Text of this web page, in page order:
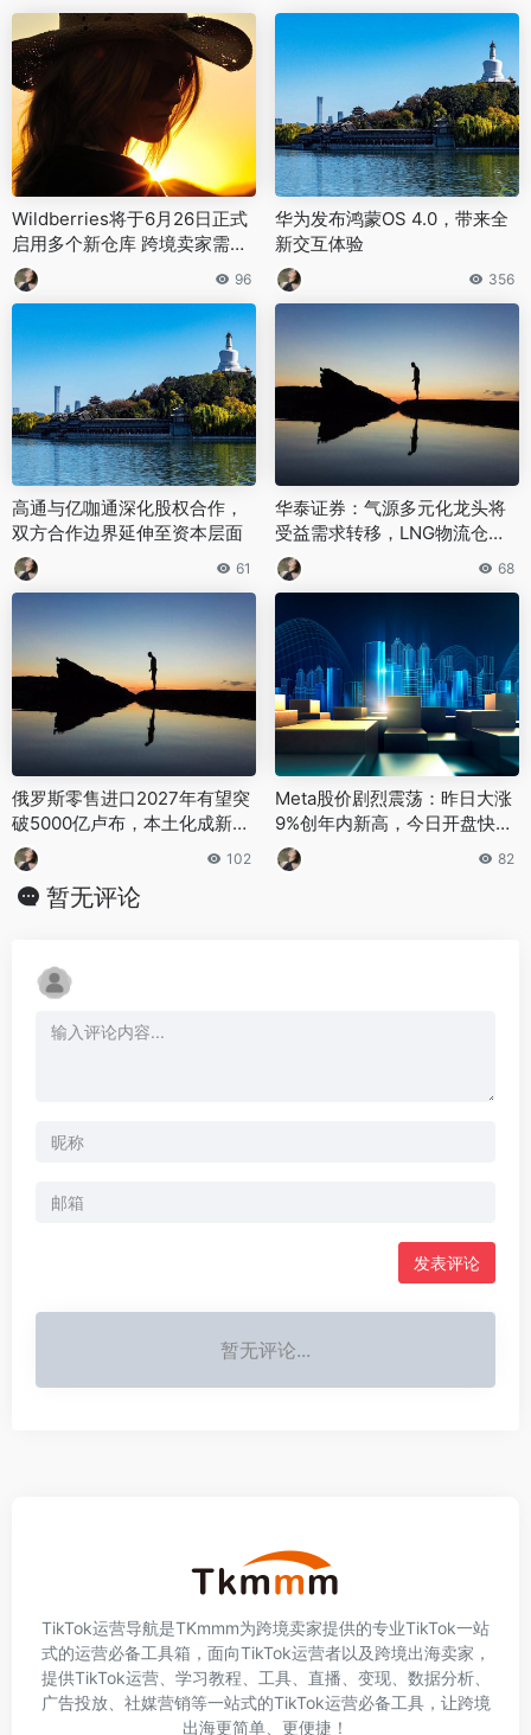
Wildberries将于6月26日正式
启用多个新仓库 跨境卖家需及
时调整备货与入仓计划
96
华为发布鸿蒙OS 4.0，带来全
新交互体验
356
高通与亿咖通深化股权合作，
双方合作边界延伸至资本层面
61
‌华泰证券：气源多元化龙头将
受益需求转移，LNG物流仓储
有望从价格波动中获利‌
68
俄罗斯零售进口2027年有望突
破5000亿卢布，本土化成新趋
势
102
Meta股价剧烈震荡：昨日大涨
9%创年内新高，今日开盘快速
下跌近4%
82
暂无评论
发表评论
暂无评论...
TikTok运营导航是TKmmm为跨境卖家提供的专业TikTok一站
式的运营必备工具箱，面向TikTok运营者以及跨境出海卖家，
提供TikTok运营、学习教程、工具、直播、变现、数据分析、
广告投放、社媒营销等一站式的TikTok运营必备工具，让跨境
出海更简单、更便捷！